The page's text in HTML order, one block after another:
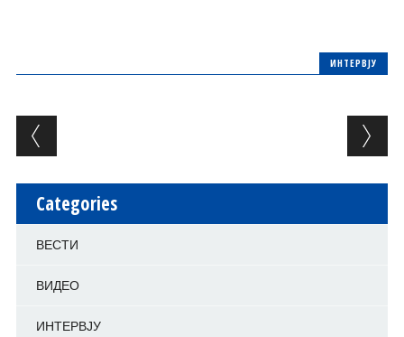
ИНТЕРВЈУ
Post navigation
Categories
ВЕСТИ
ВИДЕО
ИНТЕРВЈУ